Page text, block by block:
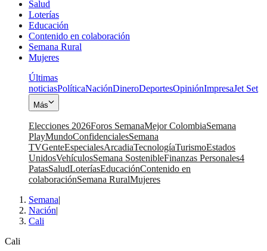
Salud
Loterías
Educación
Contenido en colaboración
Semana Rural
Mujeres
Últimas
noticiasPolíticaNaciónDineroDeportesOpiniónImpresaJet Set
Más
Elecciones 2026Foros SemanaMejor ColombiaSemana
PlayMundoConfidencialesSemana
TVGenteEspecialesArcadiaTecnologíaTurismoEstados
UnidosVehículosSemana SostenibleFinanzas Personales4
PatasSaludLoteríasEducaciónContenido en
colaboraciónSemana RuralMujeres
Semana|
Nación|
Cali
Cali